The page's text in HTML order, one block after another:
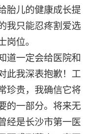
胎儿的健康成长提
我只能忍疼割爱选
岗位。
道一定会给医院和
此我深表抱歉！工
珍贵，我确信它将
的一部分。将来无
经是长沙市第一医